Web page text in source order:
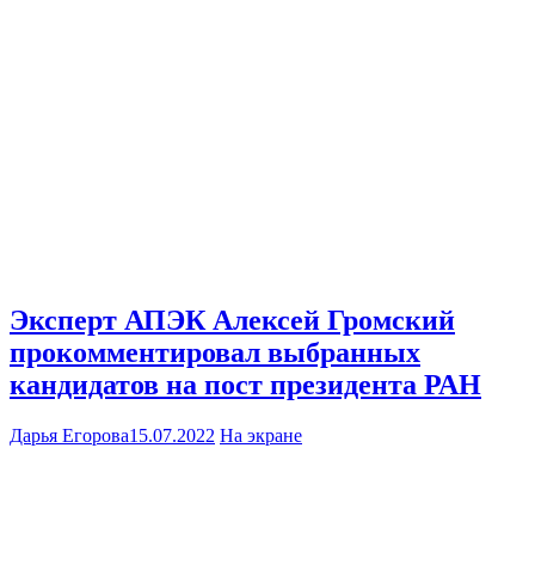
Эксперт АПЭК Алексей Громский
прокомментировал выбранных
кандидатов на пост президента РАН
Дарья Егорова15.07.2022 На экране